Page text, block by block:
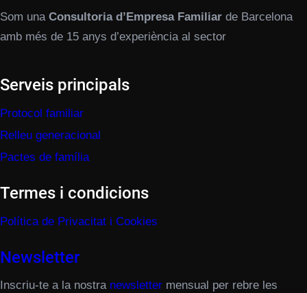
Som una Consultoria d’Empresa Familiar de Barcelona
amb més de 15 anys d’experiència al sector
Serveis principals
Protocol familiar
Relleu generacional
Pactes de família
Termes i condicions
Política de Privacitat i Cookies
Newsletter
Inscriu-te a la nostra newsletter mensual per rebre les